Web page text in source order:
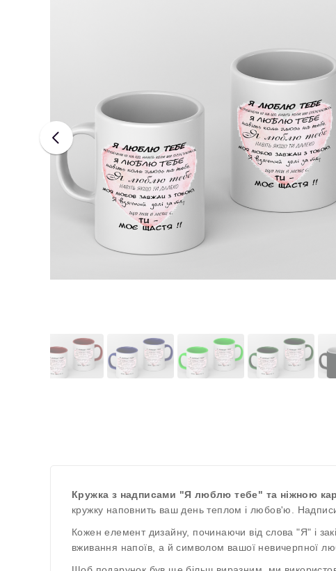
Кружка з надписами "Я люблю тебе" та ніжною
кружку наповнить ваш день теплом і любов'ю.
Кожен елемент дизайну, починаючи від слова "Я" і
вживання напоїв, а й символом вашої невичерпної